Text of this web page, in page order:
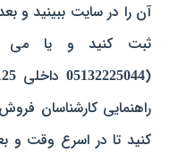
آن را در سایت ببینید و
ثبت کنید و یا می
(
05132225044 داخلی
راهنمایی کارشناسان
کنید تا در اسرع وقت و